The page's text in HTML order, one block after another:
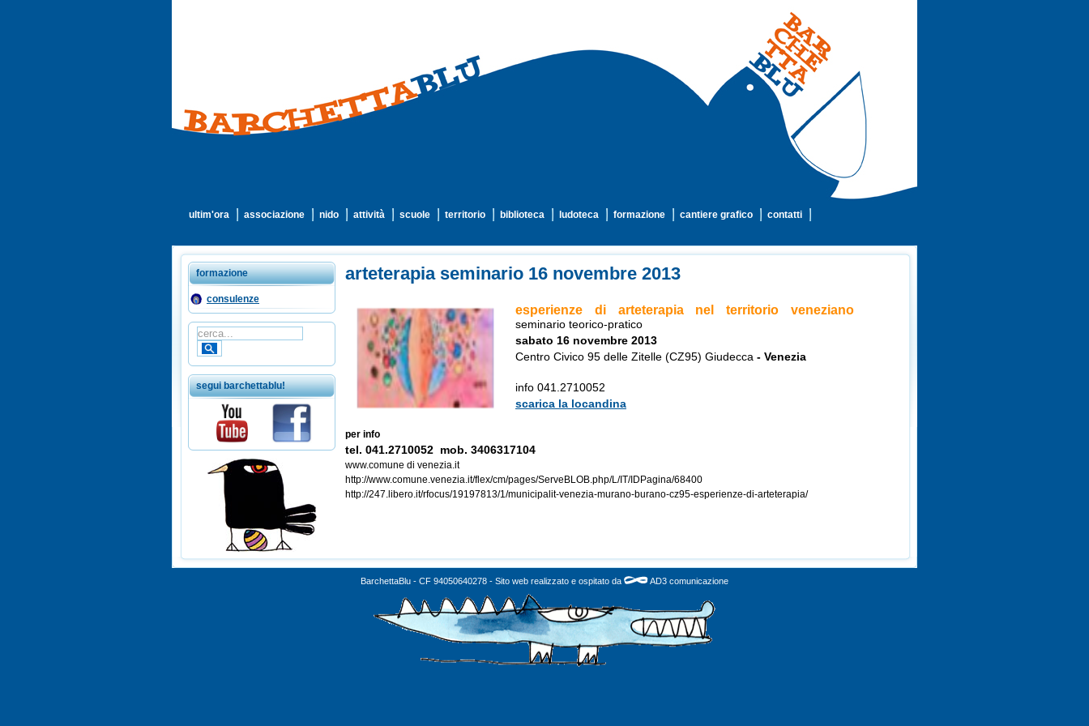
ultim'ora associazione nido attività scuole territorio biblioteca ludoteca formazione cantiere grafico contatti
formazione
consulenze
segui barchettablu!
arteterapia seminario 16 novembre 2013
esperienze di arteterapia nel territorio veneziano
seminario teorico-pratico
sabato 16 novembre 2013
Centro Civico 95 delle Zitelle (CZ95) Giudecca - Venezia
info 041.2710052
scarica la locandina
per info
tel. 041.2710052 mob. 3406317104
www.comune di venezia.it
http://www.comune.venezia.it/flex/cm/pages/ServeBLOB.php/L/IT/IDPagina/68400
http://247.libero.it/rfocus/19197813/1/municipalit-venezia-murano-burano-cz95-esperienze-di-arteterapia/
BarchettaBlu - CF 94050640278 - Sito web realizzato e ospitato da AD3 comunicazione